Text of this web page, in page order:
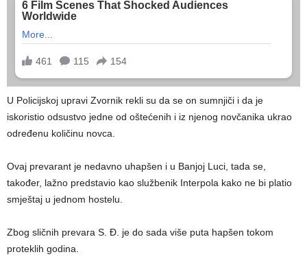
U Policijskoj upravi Zvornik rekli su da se on sumnjiči i da je
iskoristio odsustvo jedne od oštećenih i iz njenog novčanika ukrao
određenu količinu novca.
Ovaj prevarant je nedavno uhapšen i u Banjoj Luci, tada se,
također, lažno predstavio kao službenik Interpola kako ne bi platio
smještaj u jednom hostelu.
Zbog sličnih prevara S. Đ. je do sada više puta hapšen tokom
proteklih godina.